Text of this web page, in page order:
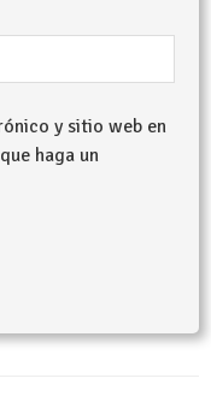
y sitio web en
haga un